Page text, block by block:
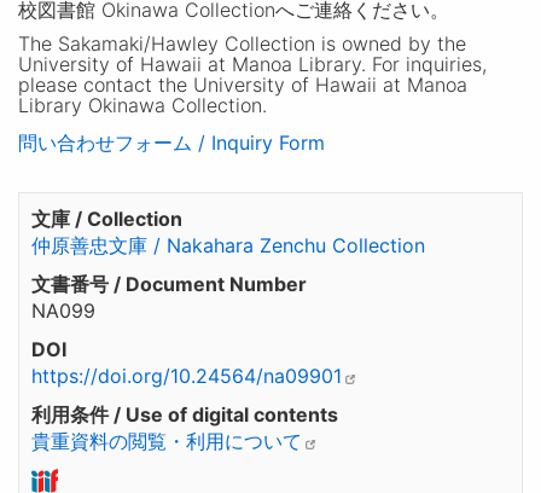
校図書館 Okinawa Collectionへご連絡ください。
The Sakamaki/Hawley Collection is owned by the
University of Hawaii at Manoa Library. For inquiries,
please contact the University of Hawaii at Manoa
Library Okinawa Collection.
問い合わせフォーム / Inquiry Form
文庫 / Collection
仲原善忠文庫 / Nakahara Zenchu Collection
文書番号 / Document Number
NA099
DOI
https://doi.org/10.24564/na09901
利用条件 / Use of digital contents
貴重資料の閲覧・利用について